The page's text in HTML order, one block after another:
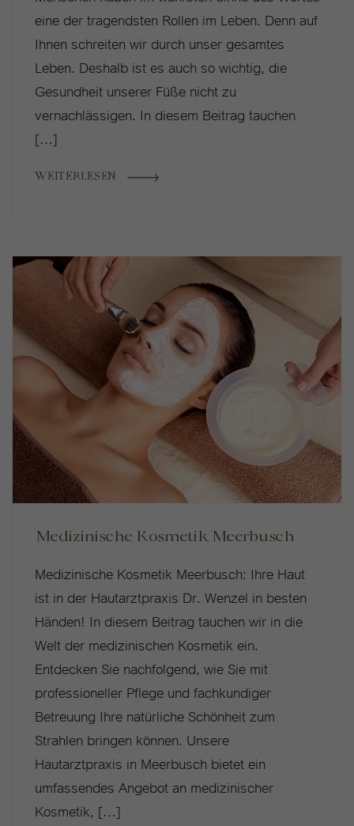
eine der tragendsten Rollen im Leben. Denn auf
Ihnen schreiten wir durch unser gesamtes
Leben. Deshalb ist es auch so wichtig, die
Gesundheit unserer Füße nicht zu
vernachlässigen. In diesem Beitrag tauchen
[…]
WEITERLESEN
Medizinische Kosmetik Meerbusch
Medizinische Kosmetik Meerbusch: Ihre Haut
ist in der Hautarztpraxis Dr. Wenzel in besten
Händen! In diesem Beitrag tauchen wir in die
Welt der medizinischen Kosmetik ein.
Entdecken Sie nachfolgend, wie Sie mit
professioneller Pflege und fachkundiger
Betreuung Ihre natürliche Schönheit zum
Strahlen bringen können. Unsere
Hautarztpraxis in Meerbusch bietet ein
umfassendes Angebot an medizinischer
Kosmetik, […]
Nur essenzielle Cookies akzeptieren
Zurück
Datenschutzeinstellungen
Essenziell (1)
Statistik Cookies erfassen Informationen anonym. Diese Informationen
helfen uns zu verstehen, wie unsere Besucher unsere Website nutzen.
Cookie-Informationen anzeigen
Externe Medien (2)
Inhalte von Videoplattformen und Social-Media-Plattformen werden
standardmäßig blockiert. Wenn Cookies von externen Medien akzeptiert
werden, bedarf der Zugriff auf diese Inhalte keiner manuellen
Cookie-Informationen anzeigen
Datenschutzerklärung Impressum